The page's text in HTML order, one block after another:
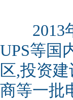
2013年
UPS等国
区,投资
商等一批